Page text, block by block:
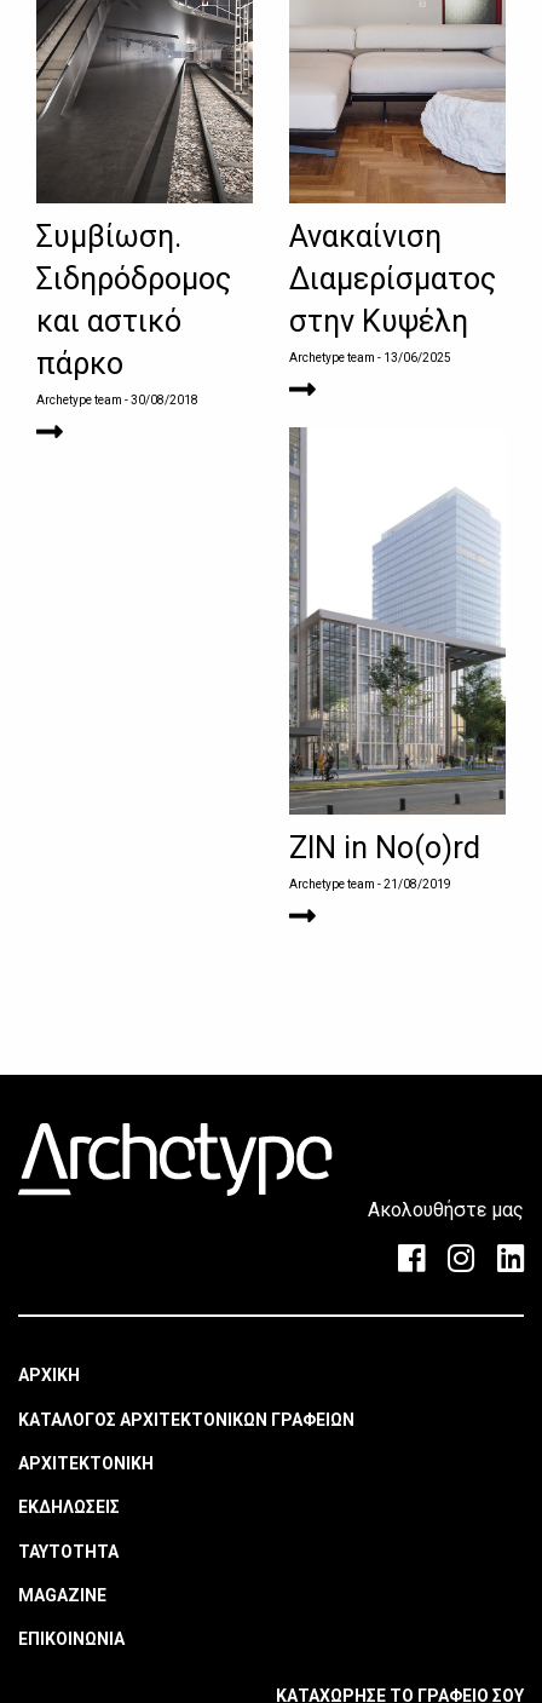
Συμβίωση.
Σιδηρόδρομος
και αστικό
πάρκο
Archetype team - 30/08/2018
Ανακαίνιση
Διαμερίσματος
στην Κυψέλη
Archetype team - 13/06/2025
ZIN in No(o)rd
Archetype team - 21/08/2019
Ακολουθήστε μας
ΑΡΧΙΚΗ
ΚΑΤΑΛΟΓΟΣ ΑΡΧΙΤΕΚΤΟΝΙΚΩΝ ΓΡΑΦΕΙΩΝ
ΑΡΧΙΤΕΚΤΟΝΙΚΗ
ΕΚΔΗΛΩΣΕΙΣ
ΤΑΥΤΟΤΗΤΑ
MAGAZINE
ΕΠΙΚΟΙΝΩΝΙΑ
ΚΑΤΑΧΩΡΗΣΕ ΤΟ ΓΡΑΦΕΙΟ ΣΟΥ